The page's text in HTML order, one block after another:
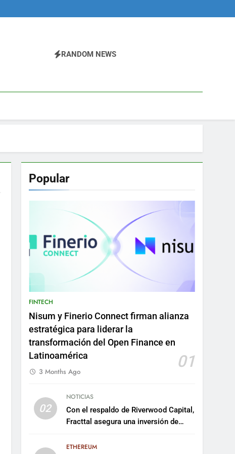
RANDOM NEWS
Popular
FINTECH
Nisum y Finerio Connect firman alianza
estratégica para liderar la
transformación del Open Finance en
Latinoamérica
01
3 Months Ago
02
NOTICIAS
Con el respaldo de Riverwood Capital,
Fracttal asegura una inversión de
plataforma
ETHEREUM